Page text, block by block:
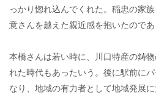
っかり惚れ込んでくれた。稲忠の家
意さんを越えた親近感を抱いたのであ
本橋さんは若い時に、川口特産の鋳
れた時代もあったいう。後に駅前に
なり、地域の有力者として地域発展